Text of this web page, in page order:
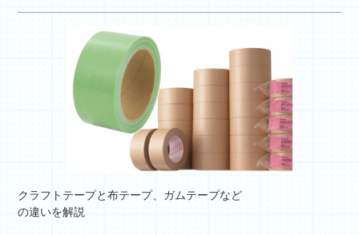
クラフトテープと布テープ、ガムテープなど
の違いを解説